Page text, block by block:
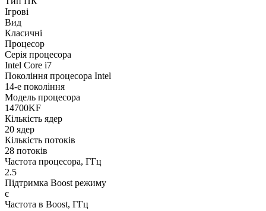
Ігрові
Вид
Класичні
Процесор
Серія процесора
Intel Core i7
Покоління процесора Intel
14-е покоління
Модель процесора
14700KF
Кількість ядер
20 ядер
Кількість потоків
28 потоків
Частота процесора, ГГц
2.5
Підтримка Boost режиму
є
Частота в Boost, ГГц